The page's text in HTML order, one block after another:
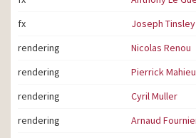
fx
Joseph Tinsley
rendering
Nicolas Renou
rendering
Pierrick Mahieu
rendering
Cyril Muller
rendering
Arnaud